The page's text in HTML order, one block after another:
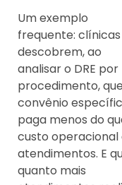
Um exemplo
frequente:
descobrem, ao
analisar o DRE por
procedimento,
convênio
paga menos do
custo operacional
atendimentos. E
quanto mais